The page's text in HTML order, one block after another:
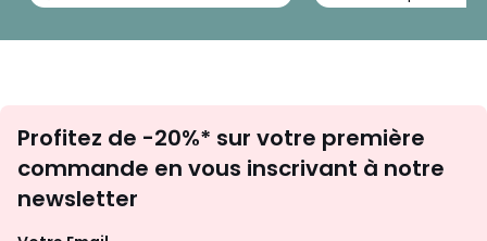
newsletter
Profitez de -20%* sur votre première
commande en vous inscrivant à notre
newsletter